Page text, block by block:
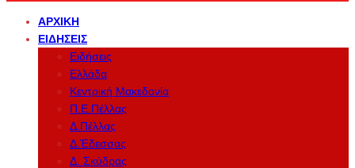
ΑΡΧΙΚΉ
ΕΙΔΉΣΕΙΣ
Ειδήσεις
Ελλάδα
Κεντρική Μακεδονία
Π.Ε.Πέλλας
Δ.Πέλλας
Δ.Έδεσσας
Δ. Σκύδρας